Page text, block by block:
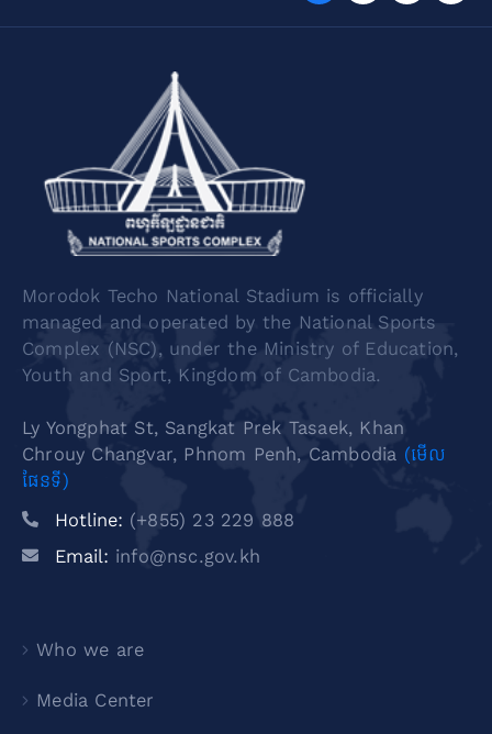
Morodok Techo National Stadium is officially
managed and operated by the National Sports
Complex (NSC), under the Ministry of Education,
Youth and Sport, Kingdom of Cambodia.
Ly Yongphat St, Sangkat Prek Tasaek, Khan
Chrouy Changvar, Phnom Penh, Cambodia (មើល
ផែនទី)
Hotline: (+855) 23 229 888
Email: info@nsc.gov.kh
Who we are
Media Center